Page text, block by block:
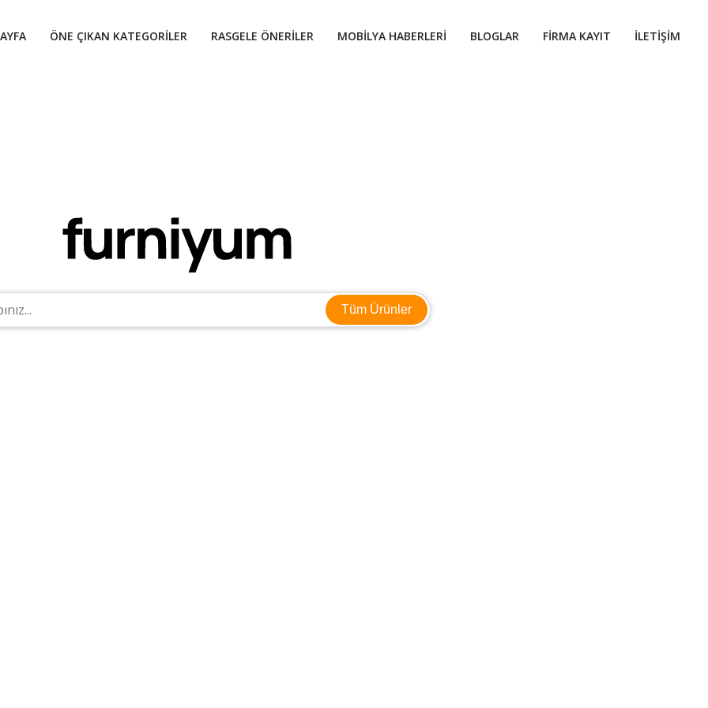
ÖNE ÇIKAN KATEGORILER RASGELE ÖNERILER MOBILYA HABERLERI BLOGLAR FIRMA KAYIT İLETIŞIM
Tüm Ürünler